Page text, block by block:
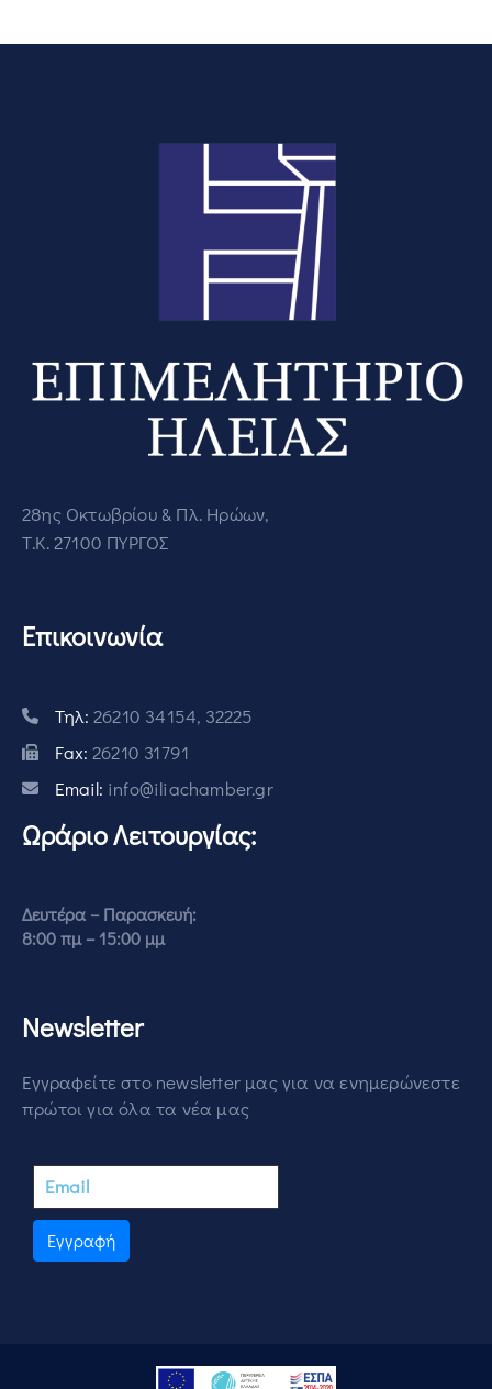
28ης Οκτωβρίου & Πλ. Ηρώων,
Τ.Κ. 27100 ΠΥΡΓΟΣ
Επικοινωνία
Τηλ: 26210 34154, 32225
Fax: 26210 31791
Email: info@iliachamber.gr
Ωράριο Λειτουργίας:
Δευτέρα – Παρασκευή:
8:00 πμ – 15:00 μμ
Newsletter
Εγγραφείτε στο newsletter μας για να ενημερώνεστε
πρώτοι για όλα τα νέα μας
Εγγραφή